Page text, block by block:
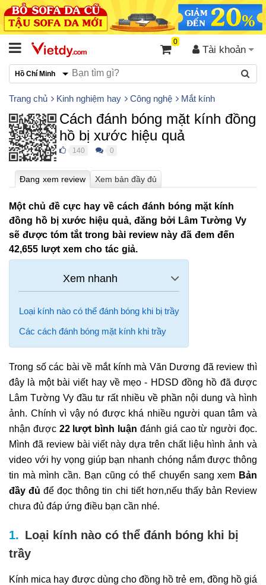
Tài khoản
0
Hồ Chí Minh
Trang chủ Kinh nghiệm hay Công nghệ Mắt kính
Cách đánh bóng mặt kính đồng
hồ bị xước hiệu quả
140 0
Một chủ đề cực hay về cách đánh bóng mặt kính
đồng hồ bị xước hiệu quả, đăng bởi Lâm Tường Vy
sẽ được tóm tắt trong bài review này đã đem đến
42,655 lượt xem cho tác giả.
Loại kính nào có thể đánh bóng khi bị trầy
Các cách đánh bóng mặt kính khi trầy
Trong số các bài về mắt kính mà Văn Dương đã review thì
đây là một bài viết hay về mẹo - HDSD đồng hồ đã được
Lâm Tường Vy đầu tư rất nhiều về phần nội dung và hình
ảnh. Chính vì vậy nó được khá nhiều người quan tâm và
nhận được 22 lượt bình luận đánh giá cao từ người đọc.
Mình đã review bài viết này dựa trên chất liệu hình ảnh và
video với hy vọng giúp bạn nhanh chóng nắm được thông
tin mà mình cần. Bạn cũng có thể chuyển sang xem Bản
đầy đủ để đọc thông tin chi tiết hơn,nếu thấy bản Review
chưa đủ đáp ứng điều bạn cần nhé.
Loại kính nào có thể đánh bóng khi bị
trầy
Kính mica hay được dùng cho đồng hồ trẻ em, đồng hồ giá